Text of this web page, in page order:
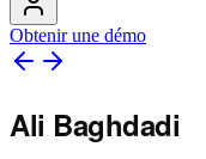
Obtenir une démo
Ali Baghdadi